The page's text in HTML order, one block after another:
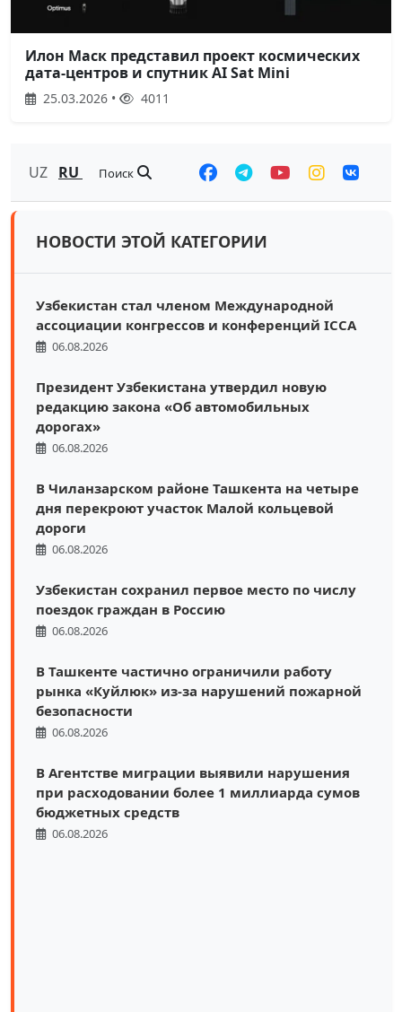
Илон Маск представил проект космических
дата-центров и спутник AI Sat Mini
25.03.2026 • 4011
UZ RU Поиск
НОВОСТИ ЭТОЙ КАТЕГОРИИ
Узбекистан стал членом Международной
ассоциации конгрессов и конференций ICCA
06.08.2026
Президент Узбекистана утвердил новую
редакцию закона «Об автомобильных
дорогах»
06.08.2026
В Чиланзарском районе Ташкента на четыре
дня перекроют участок Малой кольцевой
дороги
06.08.2026
Узбекистан сохранил первое место по числу
поездок граждан в Россию
06.08.2026
В Ташкенте частично ограничили работу
рынка «Куйлюк» из-за нарушений пожарной
безопасности
06.08.2026
В Агентстве миграции выявили нарушения
при расходовании более 1 миллиарда сумов
бюджетных средств
06.08.2026